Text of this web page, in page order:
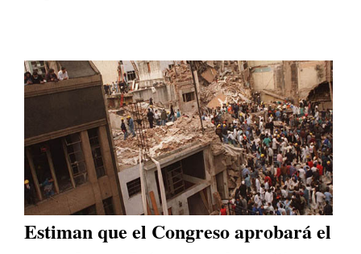
Estiman que el Congreso aprobará el